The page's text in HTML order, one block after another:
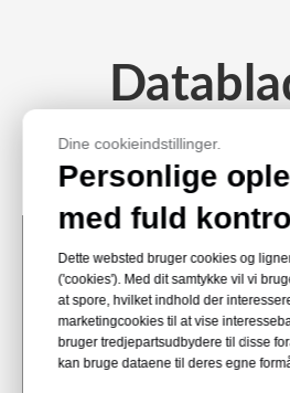
Specifik tyngdekraft
Dine cookieindstillinger.
Personlige
med fuld
Dette websted bruger cookies og
('cookies'). Med dit samtykke vil vi
at spore, hvilket indhold der
marketingcookies til at vise
bruger tredjepartsudbydere til disse
kan bruge dataene til deres egne